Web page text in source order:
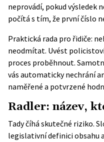
neprovádí, pokud výsledek
počítá s tím, že první číslo
Praktická rada pro řidiče:
neodmítat. Uvést
proces proběhnout.
vás automaticky nechrání
naměřené a potvrzené
Radler: název,
Tady číhá skutečné riziko.
legislativní definici obsahu